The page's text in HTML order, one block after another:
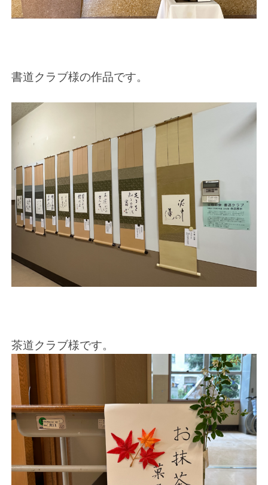
書道クラブ様の作品です。
茶道クラブ様です。